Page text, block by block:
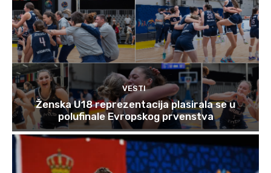
VESTI
Ženska U18 reprezentacija plasirala se u
polufinale Evropskog prvenstva